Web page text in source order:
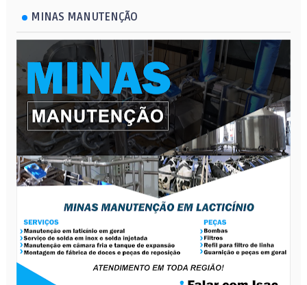
MINAS MANUTENÇÃO